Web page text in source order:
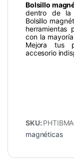
Bolsillo
dentro de la
Bolsillo
herramientas
con la
Mejora tus
accesorio
SKU:
magnéticas